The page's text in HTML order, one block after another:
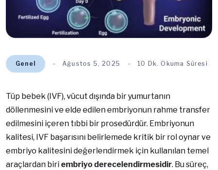
Genel Ağustos 5, 2025 10 Dk. Okuma Süresi
Tüp bebek (IVF), vücut dışında bir yumurtanın
döllenmesini ve elde edilen embriyonun rahme transfer
edilmesini içeren tıbbi bir prosedürdür. Embriyonun
kalitesi, IVF başarısını belirlemede kritik bir rol oynar ve
embriyo kalitesini değerlendirmek için kullanılan temel
araçlardan biri embriyo derecelendirmesidir. Bu süreç,